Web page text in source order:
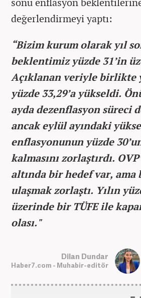
değerlendirmeyi yaptı:
“Bizim kurum olarak yıl
beklentimiz yüzde 31’in
Açıklanan veriyle birlikte
yüzde 33,29’a yükseldi.
ayda dezenflasyon süreci
ancak eylül ayındaki
enflasyonunun yüzde
kalmasını zorlaştırdı.
altında bir hedef var, ama
ulaşmak zorlaştı. Yılın
üzerinde bir TÜFE ile
olası."
Dilan Dundar
Haber7.com - Muhabir-editör